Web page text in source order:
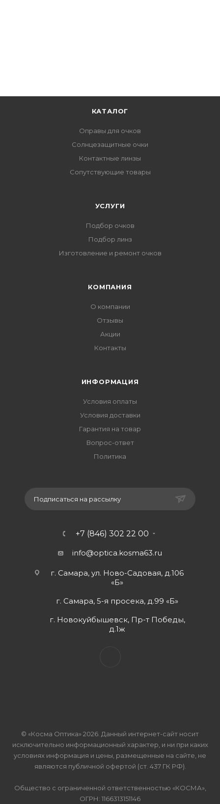
КАТАЛОГ
Оправы для очков
Солнцезащитные очки
Контактные линзы
Сопутствующие товары
УСЛУГИ
Подбор очков
Подбор линз
Изготовление и ремонт очков
КОМПАНИЯ
О компании
Отзывы
Акции
Контакты
ИНФОРМАЦИЯ
Условия оплаты
Условия доставки
Гарантия на товар
Вопрос-ответ
Политика
Подписаться на рассылку
+7 (846) 302 22 00
info@optica.kosma63.ru
г. Самара, ул. Ново-Садовая, д.106
«Б»
г. Самара, 5-я просека, д.99 «Б»
г. Новокуйбышевск, Пр-т Победы,
д.1ж
© «Косма Оптика» 2026. Данный интернет-сайт носит
исключительно информационный характер, и ни при каких
условиях информация и цены, размещенные на сайте, не
являются публичной офертой (ст. 437 ГК РФ).
Общество с ограниченной ответственностью «КОСМА»,
ОГРН: 1166313151146